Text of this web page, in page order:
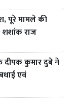
पूरे मामले की
शशांक राज
दीपक कुमार दुबे ने
एवं